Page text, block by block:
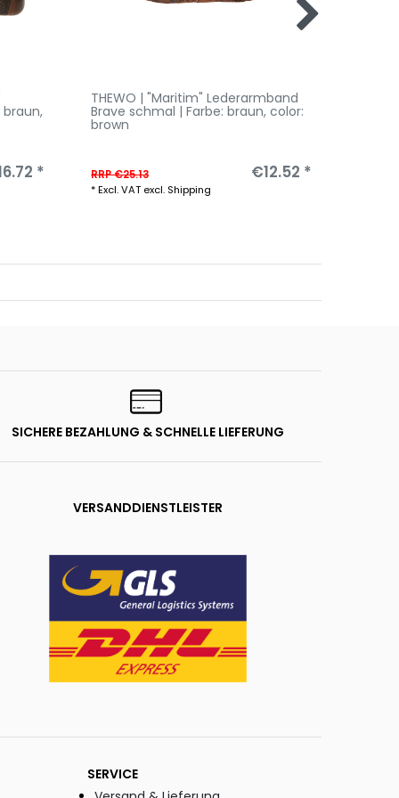
braun,
*
THEWO | "Maritim" Lederarmband
Brave schmal | Farbe: braun, color:
brown
RRP €25.13 €12.52 *
*Excl. VAT excl. Shipping
SICHERE BEZAHLUNG & SCHNELLE LIEFERUNG
VERSANDDIENSTLEISTER
SERVICE